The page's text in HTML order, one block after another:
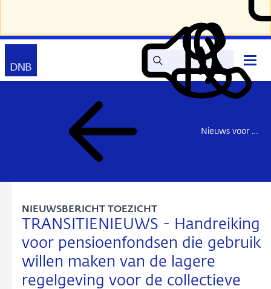
Zoek Lees
voor
Mijn
DNB
Contact
Nieuws voor de sector
TRANSITIENIEUWS - Handreiking
voor pensioenfondsen die gebruik
willen maken van de lagere
regelgeving voor de collectieve
NIEUWSBERICHT TOEZICHT